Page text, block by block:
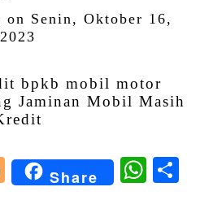
on Senin, Oktober 16,
2023
Blogger
Share